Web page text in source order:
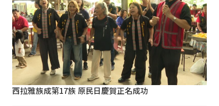
西拉雅族成第17族 原民日慶賀正名成功